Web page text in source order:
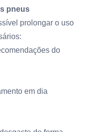
pneus
prolongar o uso
do
em dia